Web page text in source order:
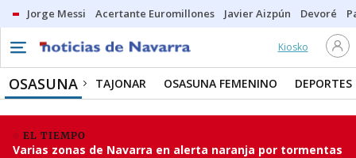
Jorge Messi Acertante Euromillones Javier Aizpún Devoré
Kiosko
OSASUNA TAJONAR OSASUNA FEMENINO DEPORTES
EL TIEMPO
Varias zonas de Navarra en alerta naranja por tormentas